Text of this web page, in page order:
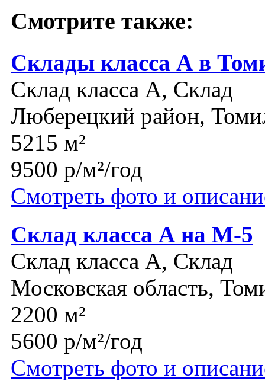
Смотрите также:
Склады класса А в
Склад класса A, Склад
Люберецкий район,
5215 м²
9500 р/м²/год
Смотреть фото и
Склад класса А на М-5
Склад класса A, Склад
Московская область,
2200 м²
5600 р/м²/год
Смотреть фото и